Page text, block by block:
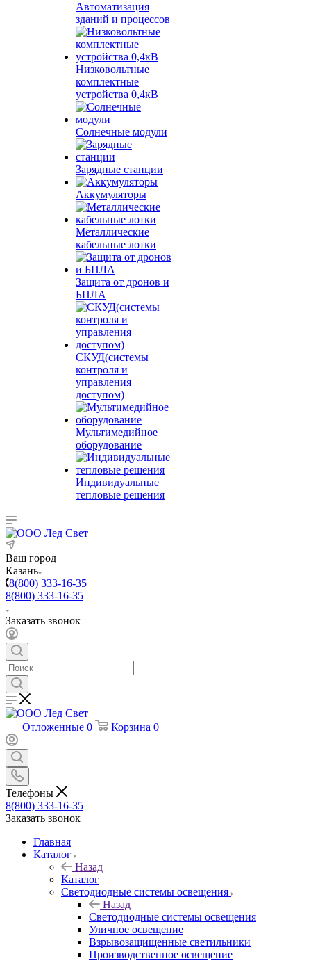
Автоматизация
зданий и процессов
Низковольтные
комплектные
устройства 0,4кВ
Солнечные модули
Зарядные станции
Аккумуляторы
Металлические
кабельные лотки
Защита от дронов и
БПЛА
СКУД(системы
контроля и
управления
доступом)
Мультимедийное
оборудование
Индивидуальные
тепловые решения
Ваш город
Казань
8(800) 333-16-35
8(800) 333-16-35
Заказать звонок
Отложенные 0 Корзина 0
Телефоны
8(800) 333-16-35
Заказать звонок
Главная
Каталог
Назад
Каталог
Светодиодные системы освещения
Назад
Светодиодные системы освещения
Уличное освещение
Взрывозащищенные светильники
Производственное освещение